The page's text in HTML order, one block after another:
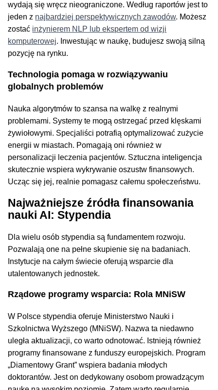
wydają się wręcz nieograniczone. Według raportów jest to
jeden z najbardziej perspektywicznych zawodów. Możesz
zostać inżynierem NLP lub ekspertem od wizji
komputerowej. Inwestując w naukę, budujesz swoją silną
pozycję na rynku.
Technologia pomaga w rozwiązywaniu
globalnych problemów
Nauka algorytmów to szansa na walkę z realnymi
problemami. Systemy te mogą ostrzegać przed klęskami
żywiołowymi. Specjaliści potrafią optymalizować zużycie
energii w miastach. Pomagają oni również w
personalizacji leczenia pacjentów. Sztuczna inteligencja
skutecznie wspiera wykrywanie oszustw finansowych.
Ucząc się jej, realnie pomagasz całemu społeczeństwu.
Najważniejsze źródła finansowania
nauki AI: Stypendia
Dla wielu osób stypendia są fundamentem rozwoju.
Pozwalają one na pełne skupienie się na badaniach.
Instytucje na całym świecie oferują wsparcie dla
utalentowanych jednostek.
Rządowe programy wsparcia: Rola MNiSW
W Polsce stypendia oferuje Ministerstwo Nauki i
Szkolnictwa Wyższego (MNiSW). Nazwa ta niedawno
uległa aktualizacji, co warto odnotować. Istnieją również
programy finansowane z funduszy europejskich. Program
„Diamentowy Grant” wspiera badania młodych
doktorantów. Jest on dedykowany osobom prowadzącym